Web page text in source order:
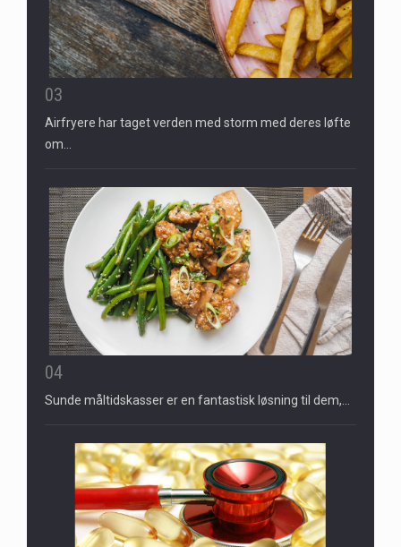
03
Airfryere har taget verden med storm med deres løfte
om…
04
Sunde måltidskasser er en fantastisk løsning til dem,…